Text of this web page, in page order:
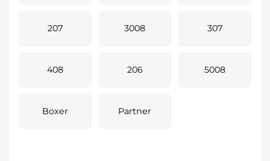
207 3008 307
408 206 5008
Boxer Partner